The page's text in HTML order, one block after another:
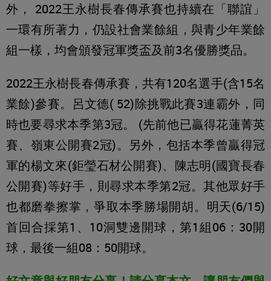
外， 2022王永樹長春傳承賽也持續在「聯誼」
一環有所著力，仍設社會業餘組，與青少年業餘
組一樣，均會頒發冠軍獎盃及前3名優勝獎品。
2022王永樹長春傳承賽，共有120名選手(含15名
業餘)參賽。呂文德( 52)除挑戰此賽3連霸外，同
時也要尋求本季第3冠。 (先前他已贏得花蓮菁英
賽、嶺東公開賽2冠)。另外，包括本季曾贏得冠
軍的楊文來(鉅瑩石材公開賽)、陳志明(國寶長春
公開賽)等好手，則尋求本季第2冠。其他眾好手
也都磨拳擦掌，爭取本季勝場開胡。明天(6/15)
首回合採第1、10洞雙邊開球，第1組06：30開
球，最後一組08：50開球。